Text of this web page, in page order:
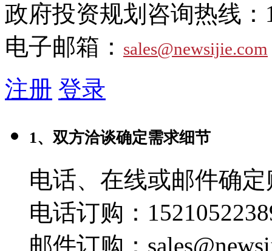
政府投资规划咨询热线：
电子邮箱： sales@newsijie.com
注册 登录
1、双方洽谈确定需求细节
电话、在线或邮件确
电话订购：
邮件订购：